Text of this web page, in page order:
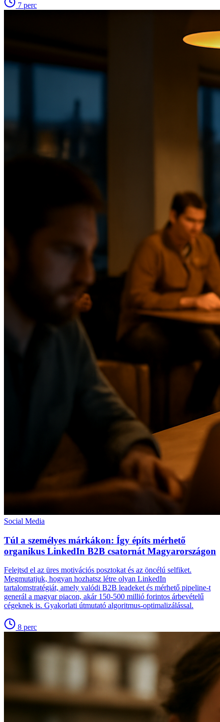
7 perc
Social Media
Túl a személyes márkákon: Így építs mérhető
organikus LinkedIn B2B csatornát Magyarországon
Felejtsd el az üres motivációs posztokat és az öncélú selfiket.
Megmutatjuk, hogyan hozhatsz létre olyan LinkedIn
tartalomstratégiát, amely valódi B2B leadeket és mérhető pipeline-t
generál a magyar piacon, akár 150-500 millió forintos árbevételű
cégeknek is. Gyakorlati útmutató algoritmus-optimalizálással.
8 perc